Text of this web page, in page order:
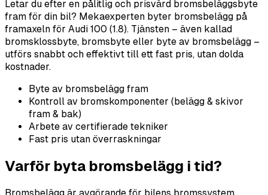
Letar du efter en pålitlig och prisvärd bromsbeläggsbyte
fram för din bil? Mekaexperten byter bromsbelägg på
framaxeln för Audi 100 (1.8). Tjänsten – även kallad
bromsklossbyte, bromsbyte eller byte av bromsbelägg –
utförs snabbt och effektivt till ett fast pris, utan dolda
kostnader.
Byte av bromsbelägg fram
Kontroll av bromskomponenter (belägg & skivor
fram & bak)
Arbete av certifierade tekniker
Fast pris utan överraskningar
Varför byta bromsbelägg i tid?
Bromsbelägg är avgörande för bilens bromssystem.